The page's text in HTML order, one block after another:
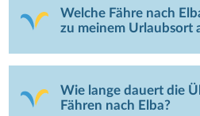
Welche Fähre nach
zu meinem Urlaubsort
Wie lange dauert die
Fähren nach Elba?